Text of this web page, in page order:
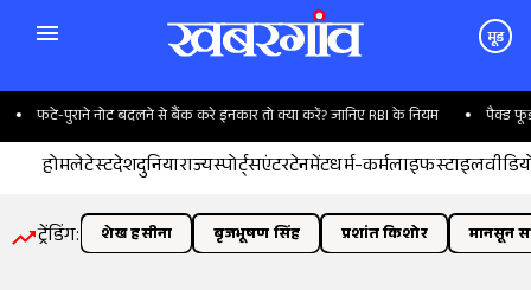
मूड
बदलने से बैंक करे इनकार तो क्या करें? जानिए RBI के नियम पैक्ड फूड पर FSSAI
होमलेटेस्टदेशदुनियाराज्यस्पोर्ट्सएंटरटेनमेंटधर्म-कर्मलाइफस्टाइल
ट्रेंडिंग: शेख हसीना बृजभूषण सिंह प्रशांत किशोर मानसून